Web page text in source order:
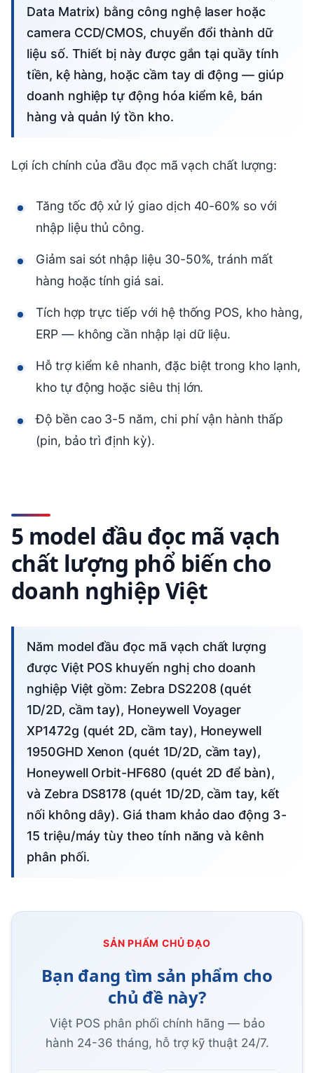
Data Matrix) bằng công nghệ laser hoặc
camera CCD/CMOS, chuyển đổi thành dữ
liệu số. Thiết bị này được gắn tại quầy tính
tiền, kệ hàng, hoặc cầm tay di động — giúp
doanh nghiệp tự động hóa kiểm kê, bán
hàng và quản lý tồn kho.
Lợi ích chính của đầu đọc mã vạch chất lượng:
Tăng tốc độ xử lý giao dịch 40-60% so với
nhập liệu thủ công.
Giảm sai sót nhập liệu 30-50%, tránh mất
hàng hoặc tính giá sai.
Tích hợp trực tiếp với hệ thống POS, kho hàng,
ERP — không cần nhập lại dữ liệu.
Hỗ trợ kiểm kê nhanh, đặc biệt trong kho lạnh,
kho tự động hoặc siêu thị lớn.
Độ bền cao 3-5 năm, chi phí vận hành thấp
(pin, bảo trì định kỳ).
5 model đầu đọc mã vạch
chất lượng phổ biến cho
doanh nghiệp Việt
Năm model đầu đọc mã vạch chất lượng
được Việt POS khuyến nghị cho doanh
nghiệp Việt gồm: Zebra DS2208 (quét
1D/2D, cầm tay), Honeywell Voyager
XP1472g (quét 2D, cầm tay), Honeywell
1950GHD Xenon (quét 1D/2D, cầm tay),
Honeywell Orbit-HF680 (quét 2D để bàn),
và Zebra DS8178 (quét 1D/2D, cầm tay, kết
nối không dây). Giá tham khảo dao động 3-
15 triệu/máy tùy theo tính năng và kênh
phân phối.
SẢN PHẨM CHỦ ĐẠO
Bạn đang tìm sản phẩm cho
chủ đề này?
Việt POS phân phối chính hãng — bảo
hành 24-36 tháng, hỗ trợ kỹ thuật 24/7.